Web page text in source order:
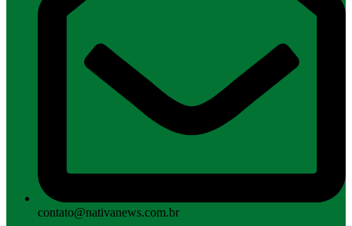
contato@nativanews.com.br